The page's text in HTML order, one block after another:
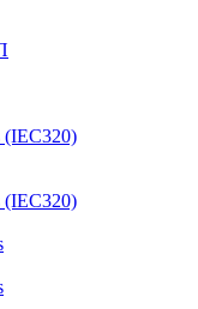
(IEC320)
(IEC320)